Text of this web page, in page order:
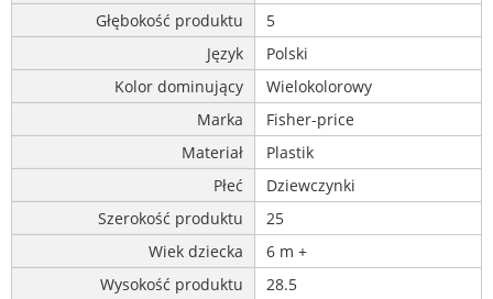
Głębokość produktu
5
Język
Polski
Kolor dominujący
Wielokolorowy
Marka
Fisher-price
Materiał
Plastik
Płeć
Dziewczynki
Szerokość produktu
25
Wiek dziecka
6 m +
Wysokość produktu
28.5